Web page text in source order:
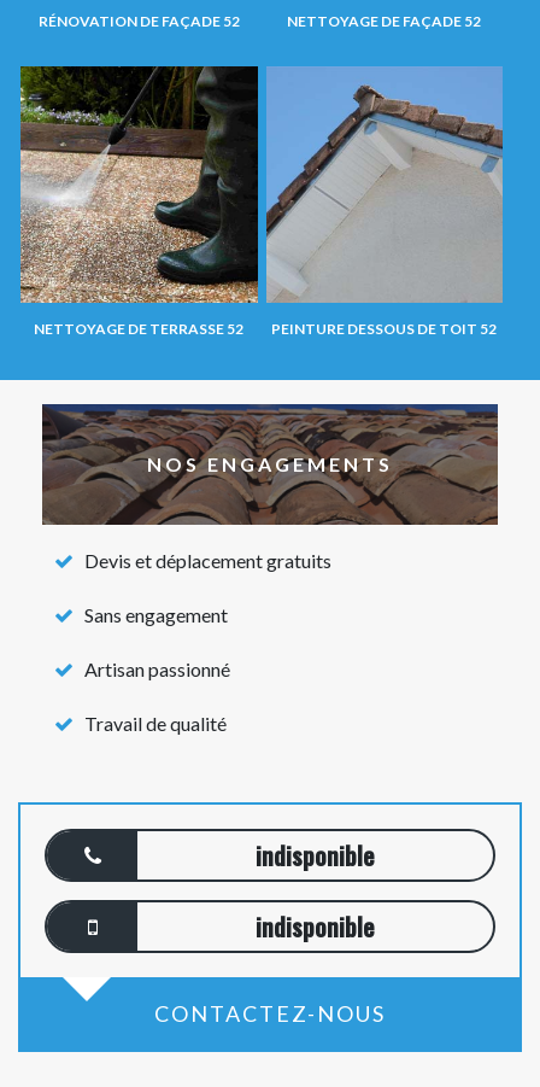
RÉNOVATION DE FAÇADE 52 NETTOYAGE DE FAÇADE 52
NETTOYAGE DE TERRASSE 52 PEINTURE DESSOUS DE TOIT 52
NOS ENGAGEMENTS
Devis et déplacement gratuits
Sans engagement
Artisan passionné
Travail de qualité
indisponible
indisponible
CONTACTEZ-NOUS